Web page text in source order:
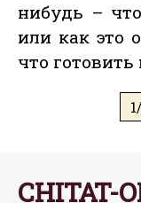
нибудь –
или как это
что
CHITAT-